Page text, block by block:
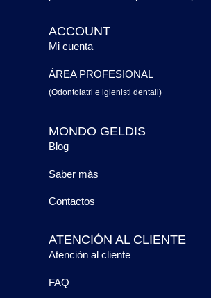
ACCOUNT
Mi cuenta
ÁREA PROFESIONAL
(Odontoiatri e lgienisti dentali)
MONDO GELDIS
Blog
Saber màs
Contactos
ATENCIÓN AL CLIENTE
Atenciòn al cliente
FAQ